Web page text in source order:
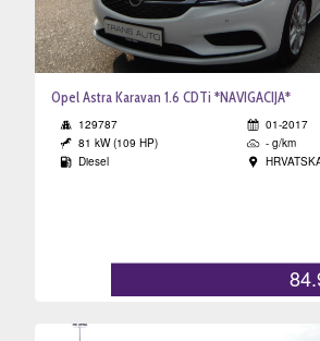
Opel Astra Karavan 1.6 CDTi *NAVIGACIJA*
129787
01-2017
81 kW (109 HP)
- g/km
Diesel